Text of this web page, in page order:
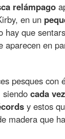
relámpago
en un
hay que
aparecen en
pesques con
siendocada
y estos
madera que